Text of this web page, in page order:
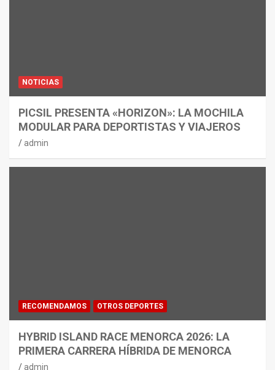
NOTICIAS
PICSIL PRESENTA «HORIZON»: LA MOCHILA
MODULAR PARA DEPORTISTAS Y VIAJEROS
admin
RECOMENDAMOS OTROS DEPORTES
HYBRID ISLAND RACE MENORCA 2026: LA
PRIMERA CARRERA HÍBRIDA DE MENORCA
admin